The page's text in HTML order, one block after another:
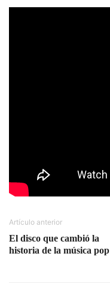
Artículo anterior
El disco que cambió la
historia de la música pop